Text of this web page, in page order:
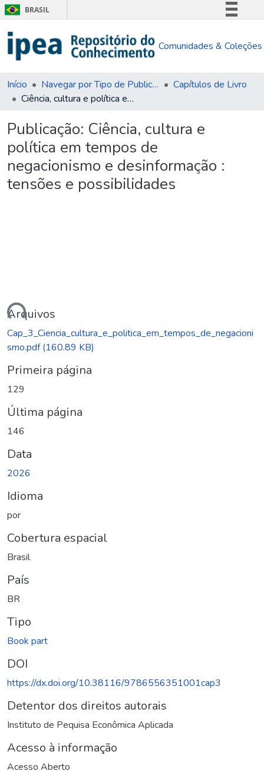
BRASIL
Comunica BR
Acesso à informação
Comunidades & Coleções
Início Navegar por Tipo de Publicação
Capítulos de Livro
Ciência, cultura e política em tempos de negacionismo e desinformação : tensões e possibilidades
Publicação: Ciência, cultura e
política em tempos de
negacionismo e desinformação :
tensões e possibilidades
Arquivos
Cap_3_Ciencia_cultura_e_politica_em_tempos_de_negacioni
smo.pdf(160.89 KB)
Primeira página
129
Última página
146
Data
2026
Idioma
por
Cobertura espacial
Brasil
País
BR
Tipo
Book part
DOI
https://dx.doi.org/10.38116/9786556351001cap3
Detentor dos direitos autorais
Instituto de Pequisa Econômica Aplicada
Acesso à informação
Acesso Aberto